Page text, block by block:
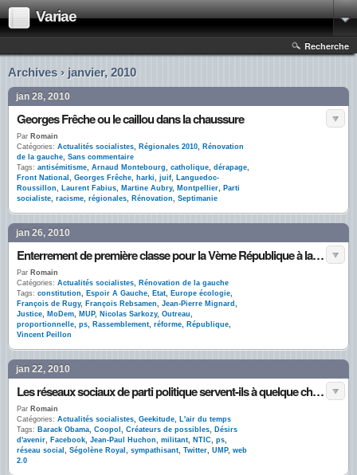
Variae
Recherche
Archives › janvier, 2010
jan 28, 2010
Georges Frêche ou le caillou dans la chaussure
Par Romain
Catégories: Actualités socialistes, Régionales 2010, Rénovation
de la gauche, Sans commentaire
Tags: antisémitisme, Arnaud Montebourg, catholique, dérapage,
Front National , Georges Frêche, harki, juif, Languedoc-
Roussillon, Laurent Fabius, Martine Aubry, Montpellier, Parti
socialiste, racisme, régionales, Rénovation, Septimanie
jan 26, 2010
Enterrement de première classe pour la Vème République à la Bellevilloise
Par Romain
Catégories: Actualités socialistes, Rénovation de la gauche
Tags: constitution, Espoir A Gauche, Etat, Europe écologie,
François de Rugy, François Rebsamen, Jean-Pierre Mignard ,
Justice, MoDem, MUP, Nicolas Sarkozy, Outreau,
proportionnelle, ps, Rassemblement, réforme, République,
Vincent Peillon
jan 22, 2010
Les réseaux sociaux de parti politique servent-ils à quelque chose ?
Par Romain
Catégories: Actualités socialistes, Geekitude, L'air du temps
Tags: Barack Obama, Coopol , Créateurs de possibles, Désirs
d'avenir, Facebook, Jean-Paul Huchon, militant, NTIC, ps,
réseau social , Ségolène Royal , sympathisant, Twitter, UMP, web
2.0